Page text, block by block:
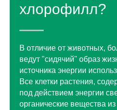
хлорофилл?
В отличие от животных,
ведут "сидячий" образ
источника энергии
Все клетки растения,
под действием энергии
органические вещества